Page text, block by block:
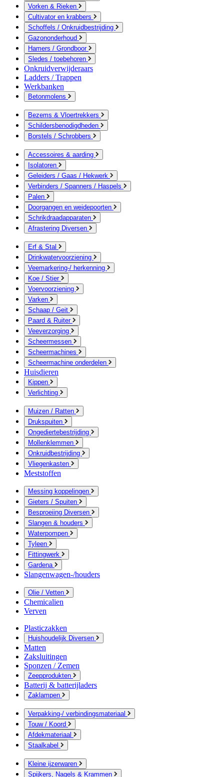
Vorken & Rieken
Cultivator en krabbers
Schoffels / Onkruidbestrijding
Gazononderhoud
Hamers / Grondboor
Sledes / toebehoren
Onkruidverwijderaars
Ladders / Trappen
Werkbanken
Betonmolens
Bezems & Vloertrekkers
Schildersbenodigdheden
Borstels / Schrobbers
Accessoires & aarding
Isolatoren
Geleiders / Gaas / Hekwerk
Verbinders / Spanners / Haspels
Palen
Doorgangen en weidepoorten
Schrikdraadapparaten
Afrastering Diversen
Erf & Stal
Drinkwatervoorziening
Veemarkering-/ herkenning
Koe / Stier
Voervoorziening
Varken
Schaap / Geit
Paard & Ruiter
Veeverzorging
Scheermessen
Scheermachines
Scheermachine onderdelen
Huisdieren
Kippen
Verlichting
Muizen / Ratten
Drukspuiten
Ongediertebestrijding
Mollenklemmen
Onkruidbestrijding
Vliegenkasten
Meststoffen
Messing koppelingen
Gieters / Spuiten
Besproeiing Diversen
Slangen & houders
Waterpompen
Tyleen
Fittingwerk
Gardena
Slangenwagen-/houders
Olie / Vetten
Chemicalien
Verven
Plasticzakken
Huishoudelijk Diversen
Matten
Zaksluitingen
Sponzen / Zemen
Zeepprodukten
Batterij & batterijladers
Zaklampen
Verpakking-/ verbindingsmateriaal
Touw / Koord
Afdekmateriaal
Staalkabel
Kleine ijzerwaren
Spijkers, Nagels & Krammen